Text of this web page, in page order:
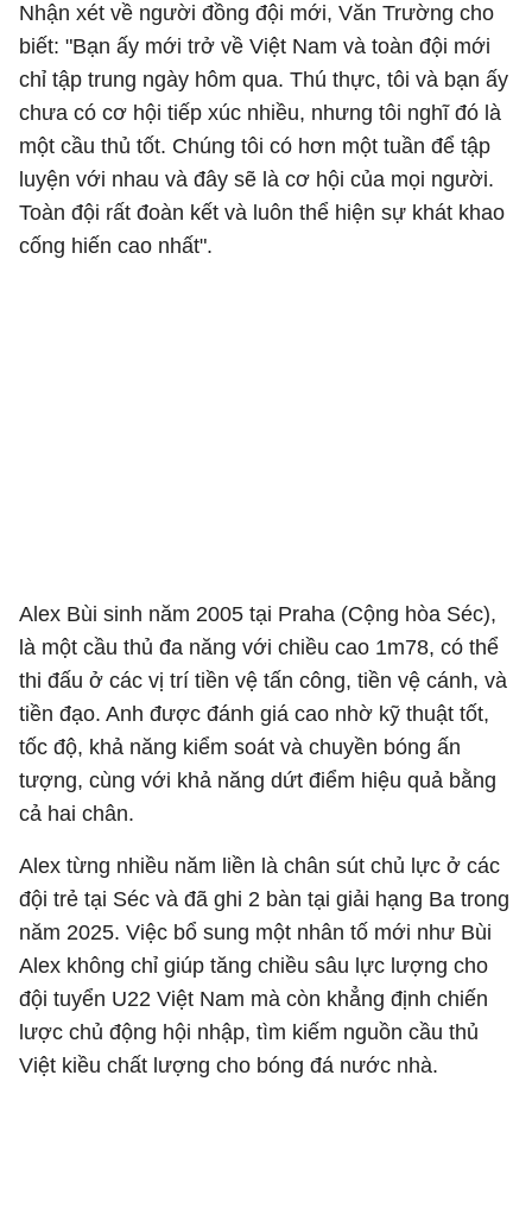
Nhận xét về người đồng đội mới, Văn Trường cho
biết: "Bạn ấy mới trở về Việt Nam và toàn đội mới
chỉ tập trung ngày hôm qua. Thú thực, tôi và bạn ấy
chưa có cơ hội tiếp xúc nhiều, nhưng tôi nghĩ đó là
một cầu thủ tốt. Chúng tôi có hơn một tuần để tập
luyện với nhau và đây sẽ là cơ hội của mọi người.
Toàn đội rất đoàn kết và luôn thể hiện sự khát khao
cống hiến cao nhất".
Alex Bùi sinh năm 2005 tại Praha (Cộng hòa Séc),
là một cầu thủ đa năng với chiều cao 1m78, có thể
thi đấu ở các vị trí tiền vệ tấn công, tiền vệ cánh, và
tiền đạo. Anh được đánh giá cao nhờ kỹ thuật tốt,
tốc độ, khả năng kiểm soát và chuyền bóng ấn
tượng, cùng với khả năng dứt điểm hiệu quả bằng
cả hai chân.
Alex từng nhiều năm liền là chân sút chủ lực ở các
đội trẻ tại Séc và đã ghi 2 bàn tại giải hạng Ba trong
năm 2025. Việc bổ sung một nhân tố mới như Bùi
Alex không chỉ giúp tăng chiều sâu lực lượng cho
đội tuyển U22 Việt Nam mà còn khẳng định chiến
lược chủ động hội nhập, tìm kiếm nguồn cầu thủ
Việt kiều chất lượng cho bóng đá nước nhà.